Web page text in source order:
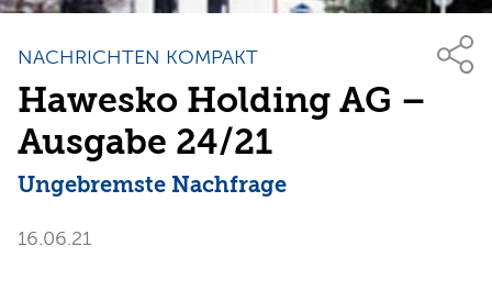
NACHRICHTEN KOMPAKT
Hawesko Holding AG –
Ausgabe 24/21
Ungebremste Nachfrage
16.06.21